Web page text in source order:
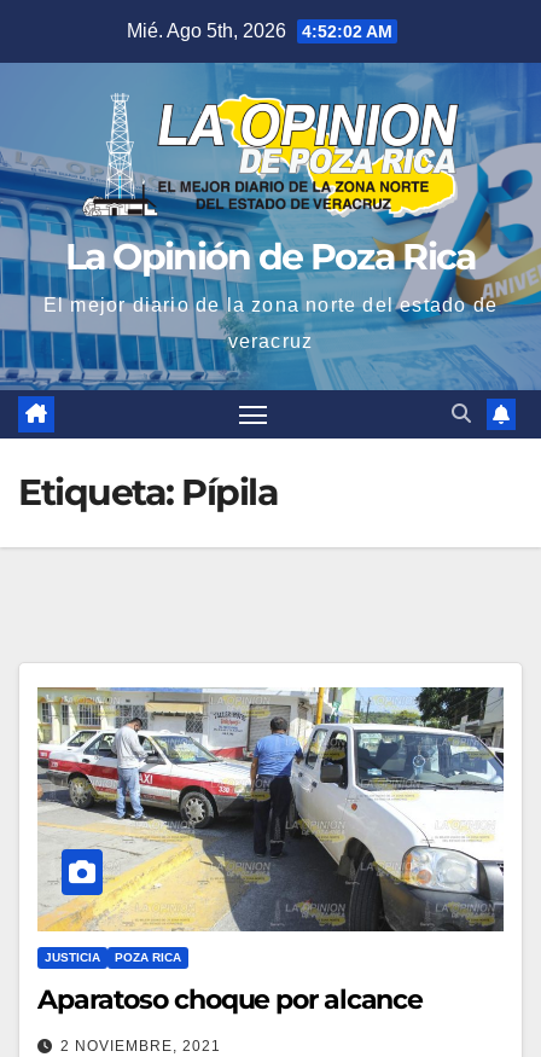
Mié. Ago 5th, 2026 4:52:02 AM
La Opinión de Poza Rica
El mejor diario de la zona norte del estado de
veracruz
Etiqueta: Pípila
JUSTICIA POZA RICA
Aparatoso choque por alcance
2 NOVIEMBRE, 2021